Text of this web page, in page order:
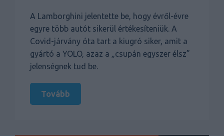
A Lamborghini jelentette be, hogy évről-évre
egyre több autót sikerül értékesíteniük. A
Covid-járvány óta tart a kiugró siker, amit a
gyártó a YOLO, azaz a „csupán egyszer élsz”
jelenségnek tud be.
Tovább